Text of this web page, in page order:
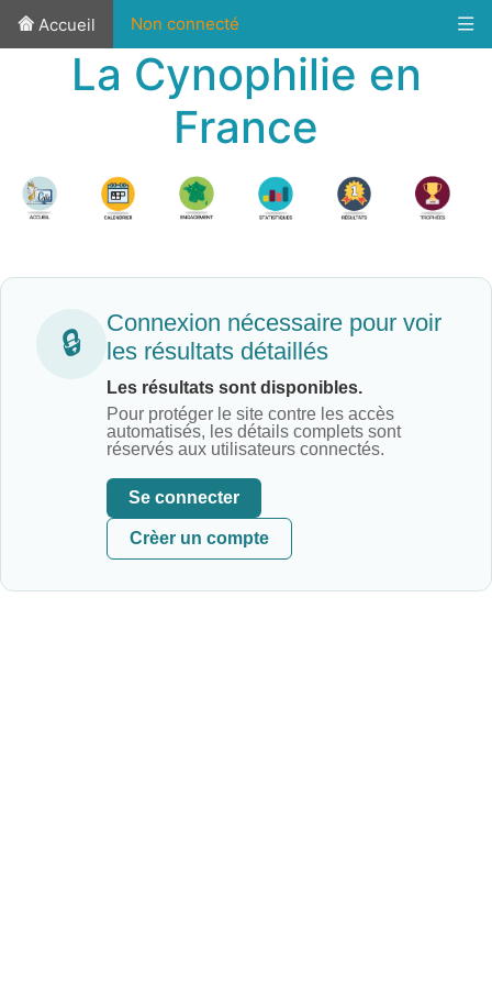
Accueil Non connecté
La Cynophilie en
France
🔒
Connexion nécessaire pour voir
les résultats détaillés
Les résultats sont disponibles.
Pour protéger le site contre les accès
automatisés, les détails complets sont
réservés aux utilisateurs connectés.
Se connecter
Crèer un compte